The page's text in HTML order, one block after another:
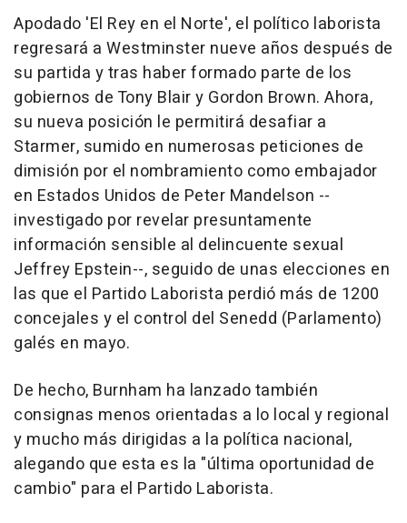
Apodado 'El Rey en el Norte', el político laborista
regresará a Westminster nueve años después de
su partida y tras haber formado parte de los
gobiernos de Tony Blair y Gordon Brown. Ahora,
su nueva posición le permitirá desafiar a
Starmer, sumido en numerosas peticiones de
dimisión por el nombramiento como embajador
en Estados Unidos de Peter Mandelson --
investigado por revelar presuntamente
información sensible al delincuente sexual
Jeffrey Epstein--, seguido de unas elecciones en
las que el Partido Laborista perdió más de 1200
concejales y el control del Senedd (Parlamento)
galés en mayo.
De hecho, Burnham ha lanzado también
consignas menos orientadas a lo local y regional
y mucho más dirigidas a la política nacional,
alegando que esta es la "última oportunidad de
cambio" para el Partido Laborista.